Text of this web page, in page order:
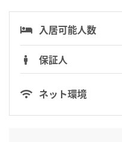
入居可能人数
保証人
ネット環境